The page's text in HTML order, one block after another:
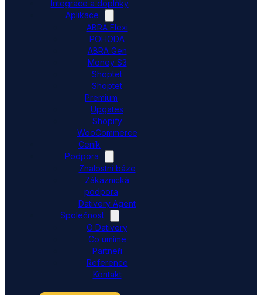
Integrace a doplňky
Aplikace
ABRA Flexi
POHODA
ABRA Gen
Money S3
Shoptet
Shoptet
Premium
Upgates
Shopify
WooCommerce
Ceník
Podpora
Znalostní báze
Zákaznická
podpora
Dativery Agent
Společnost
O Dativery
Co umíme
Partneři
Reference
Kontakt